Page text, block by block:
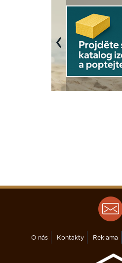
Previous
O nás Kontakty Reklama